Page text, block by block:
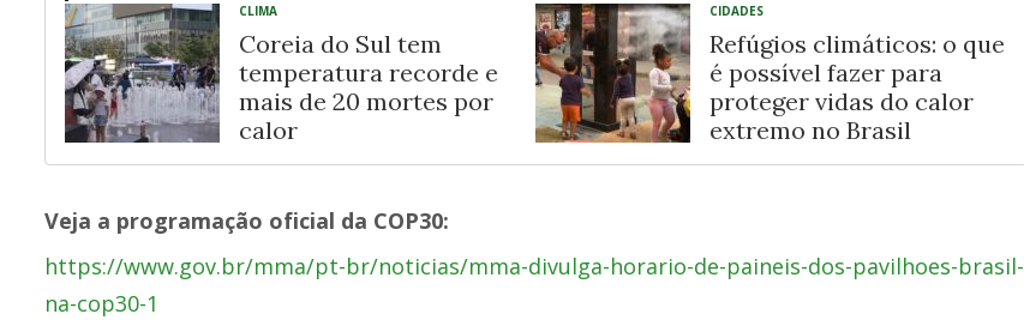
CLIMA
Coreia do Sul tem
temperatura recorde e
mais de 20 mortes por
calor
CIDADES
Refúgios climáticos: o que
é possível fazer para
proteger vidas do calor
extremo no Brasil
Veja a programação oficial da COP30:
https://www.gov.br/mma/pt-br/noticias/mma-divulga-horario-de-paineis-dos-pavilhoes-brasil-
na-cop30-1